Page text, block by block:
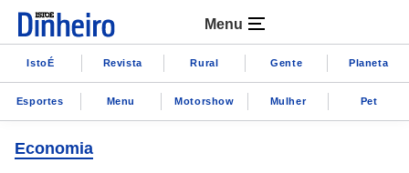
Menu
IstoÉ Revista Rural Gente Planeta
Esportes Menu Motorshow Mulher Pet
Economia